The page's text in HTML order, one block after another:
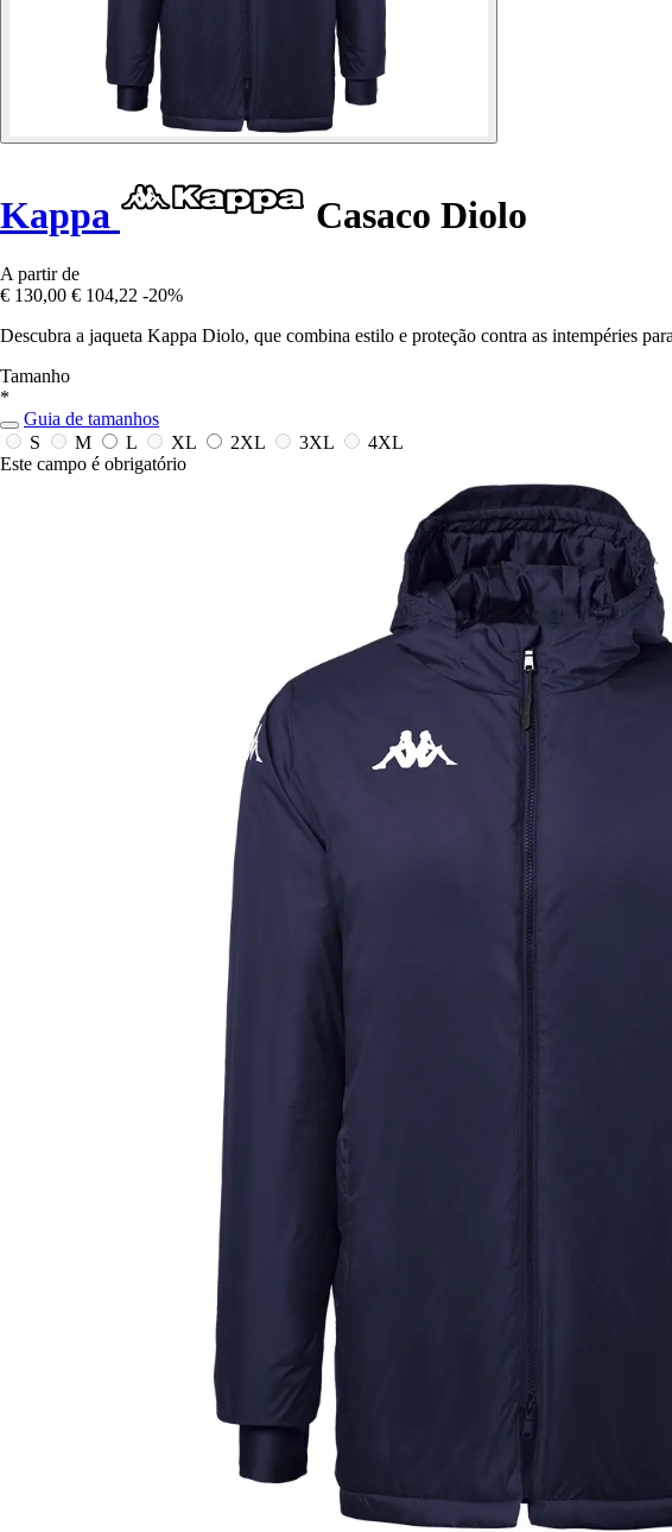
Kappa Casaco Diolo
A partir de
€ 130,00 € 104,22 -20%
Descubra a jaqueta Kappa Diolo, que combina estilo e proteção contra as intempéries
Tamanho
*
Guia de tamanhos
S
M L XL 2XL 3XL
4XL
Este campo é obrigatório